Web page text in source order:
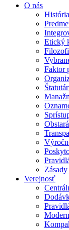
O nás
Etický
Faktor
Verejnosť